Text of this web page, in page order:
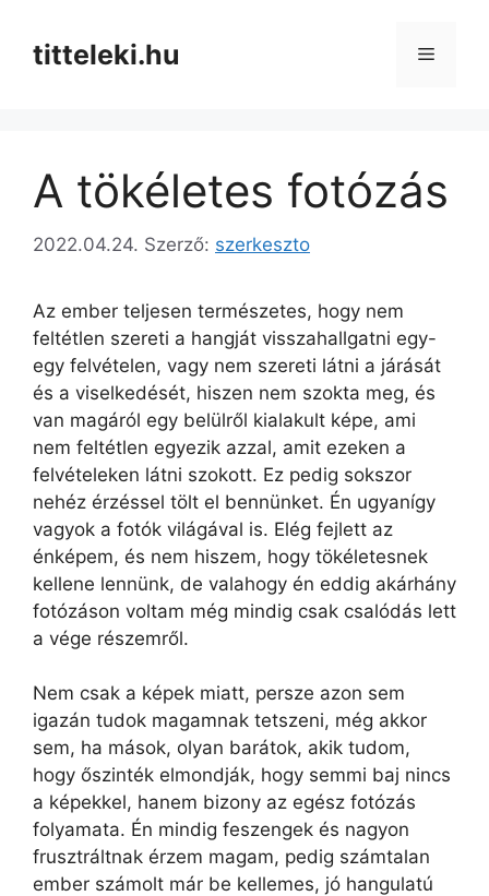
tartalomba
titteleki.hu Menü
A tökéletes fotózás
2022.04.24. Szerző: szerkeszto
Az ember teljesen természetes, hogy nem
feltétlen szereti a hangját visszahallgatni egy-
egy felvételen, vagy nem szereti látni a járását
és a viselkedését, hiszen nem szokta meg, és
van magáról egy belülről kialakult képe, ami
nem feltétlen egyezik azzal, amit ezeken a
felvételeken látni szokott. Ez pedig sokszor
nehéz érzéssel tölt el bennünket. Én ugyanígy
vagyok a fotók világával is. Elég fejlett az
énképem, és nem hiszem, hogy tökéletesnek
kellene lennünk, de valahogy én eddig akárhány
fotózáson voltam még mindig csak csalódás lett
a vége részemről.
Nem csak a képek miatt, persze azon sem
igazán tudok magamnak tetszeni, még akkor
sem, ha mások, olyan barátok, akik tudom,
hogy őszinték elmondják, hogy semmi baj nincs
a képekkel, hanem bizony az egész fotózás
folyamata. Én mindig feszengek és nagyon
frusztráltnak érzem magam, pedig számtalan
ember számolt már be kellemes, jó hangulatú